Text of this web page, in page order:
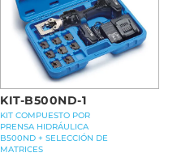
KIT-B500ND-1
KIT COMPUESTO POR
PRENSA HIDRÁULICA
B500ND + SELECCIÓN DE
MATRICES